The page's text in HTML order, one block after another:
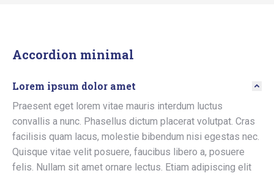
Accordion minimal
Lorem ipsum dolor amet
Praesent eget lorem vitae mauris interdum luctus
convallis a nunc. Phasellus dictum placerat volutpat. Cras
facilisis quam lacus, molestie bibendum nisi egestas nec.
Quisque vitae velit posuere, faucibus libero a, posuere
felis. Nullam sit amet ornare lectus. Etiam adipiscing elit